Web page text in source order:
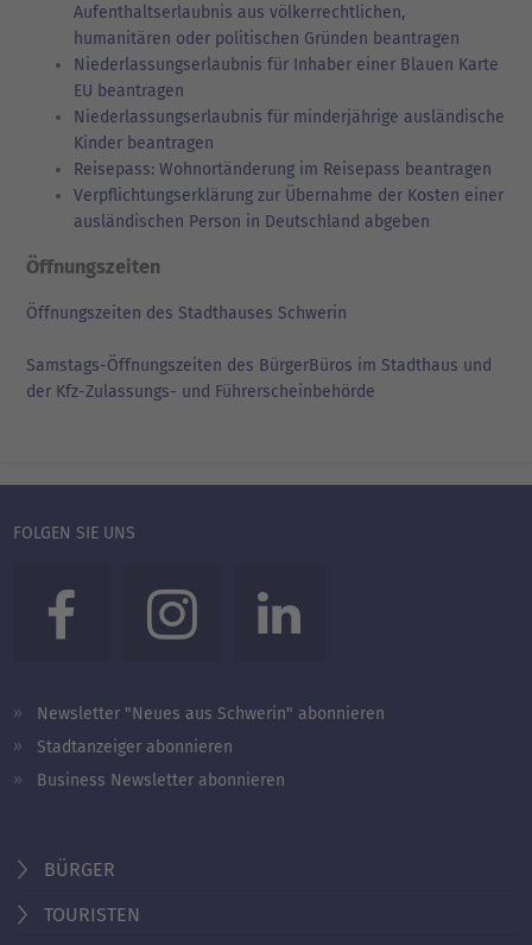
Aufenthaltserlaubnis aus völkerrechtlichen,
humanitären oder politischen Gründen beantragen
Niederlassungserlaubnis für Inhaber einer Blauen Karte
EU beantragen
Niederlassungserlaubnis für minderjährige ausländische
Kinder beantragen
Reisepass: Wohnortänderung im Reisepass beantragen
Verpflichtungserklärung zur Übernahme der Kosten einer
ausländischen Person in Deutschland abgeben
Öffnungszeiten
Öffnungszeiten des Stadthauses Schwerin
Samstags-Öffnungszeiten des BürgerBüros im Stadthaus und
der Kfz-Zulassungs- und Führerscheinbehörde
FOLGEN SIE UNS
Newsletter "Neues aus Schwerin" abonnieren
Stadtanzeiger abonnieren
Business Newsletter abonnieren
BÜRGER
TOURISTEN